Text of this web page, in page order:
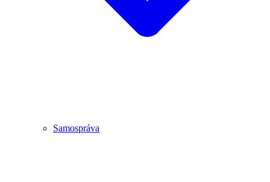
Samospráva